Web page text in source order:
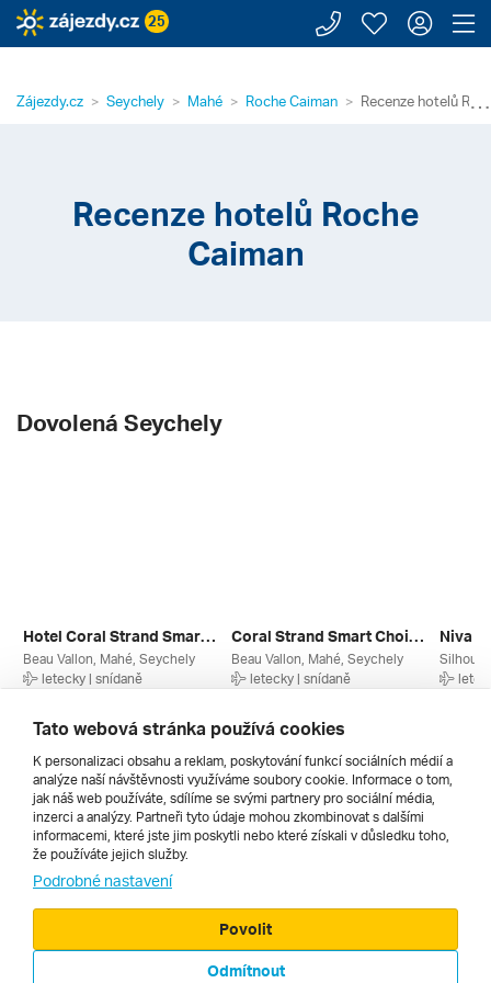
25 Zavolejte
Moje
⋯
Zájezdy.cz Seychely Mahé Roche Caiman Recenze hotelů
Recenze hotelů Roche
Caiman
Dovolená Seychely
Hotel Coral Strand Smart Choice ****
Beau Vallon, Mahé, Seychely
letecky | snídaně
68 709 Kč
Coral Strand Smart Choice ****
Beau Vallon, Mahé, Seychely
letecky | snídaně
68 730 Kč
Všechny
Cestopisy
Tato webová stránka používá cookies
K personalizaci obsahu a reklam, poskytování funkcí sociálních médií a
analýze naší návštěvnosti využíváme soubory cookie. Informace o tom,
jak náš web používáte, sdílíme se svými partnery pro sociální média,
inzerci a analýzy. Partneři tyto údaje mohou zkombinovat s dalšími
informacemi, které jste jim poskytli nebo které získali v důsledku toho,
že používáte jejich služby.
Podrobné nastavení
Odmítnout
Povolit